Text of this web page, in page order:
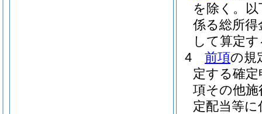
を除く。
係る総所得
して算定
4
前項の規
定する確
項その他
定配当等